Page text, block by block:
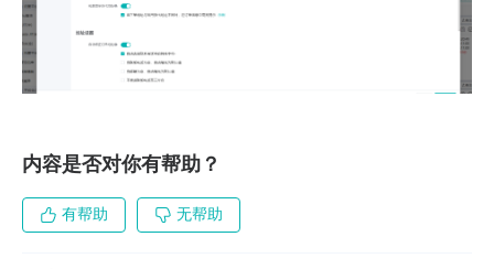
内容是否对你有帮助？
有帮助 无帮助